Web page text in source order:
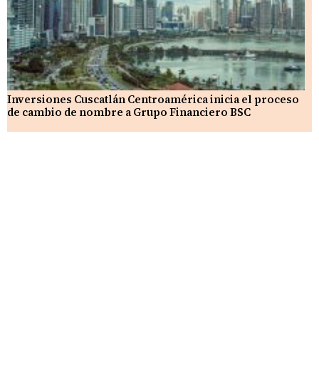
Inversiones Cuscatlán Centroamérica inicia el proceso
de cambio de nombre a Grupo Financiero BSC